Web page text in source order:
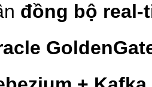
đồng bộ real-